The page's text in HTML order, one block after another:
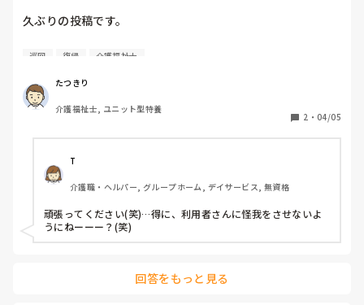
久ぶりの投稿です。
半年以上ぶりの夜勤復帰になります。
倒して受診になりました。
それと巡視をサボってしまった事です。
なんとか頑張りが報われましたしに周りにも心配かけたし迷
惑をかけました。
今月から夜勤復帰（最初は少な目）になるので気を引き締め
て頑張ります！
巡回 復帰 介護福祉士
たつきり
介護福祉士, ユニット型特養
2 ・ 04/05
T
介護職・ヘルパー, グループホーム, デイサービス, 無資格
頑張ってください(笑)…得に、利用者さんに怪我をさせないよ
うにねーーー？(笑)
回答をもっと見る